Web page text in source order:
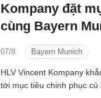
Kompany đặt
cùng Bayern
07/8 Bayern Munich
HLV Vincent Kompany
tới mục tiêu chinh phục cú